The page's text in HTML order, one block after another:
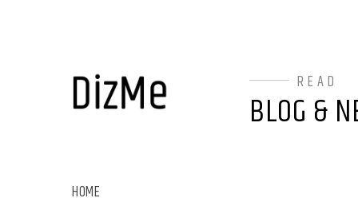
HOME
READ
BLOG &